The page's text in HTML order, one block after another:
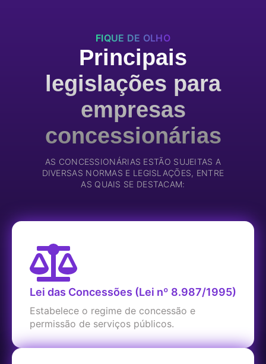
FIQUE DE OLHO
Principais
legislações para
empresas
concessionárias
AS CONCESSIONÁRIAS ESTÃO SUJEITAS A
DIVERSAS NORMAS E LEGISLAÇÕES, ENTRE
AS QUAIS SE DESTACAM:
Lei das Concessões (Lei nº 8.987/1995)
Estabelece o regime de concessão e
permissão de serviços públicos.